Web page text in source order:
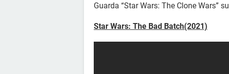
Guarda “Star Wars: The Clone Wars” su
Star Wars: The Bad Batch(2021)